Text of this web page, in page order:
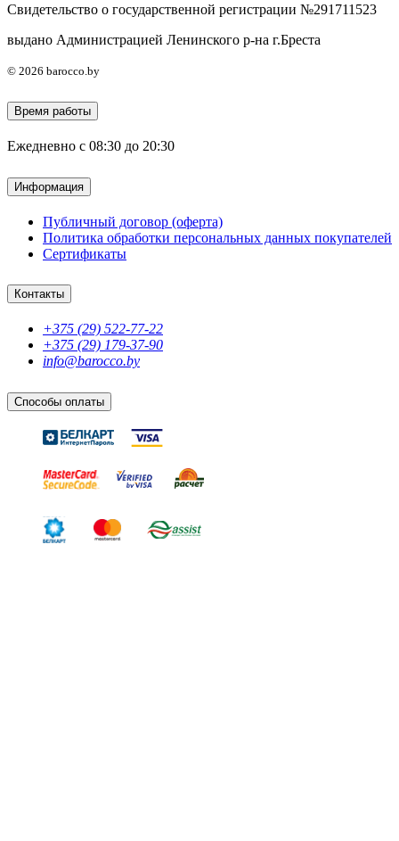
Свидетельство о государственной регистрации №291711523
выдано Администрацией Ленинского р-на г.Бреста
© 2026 barocco.by
Время работы
Ежедневно с 08:30 до 20:30
Информация
Публичный договор (оферта)
Политика обработки персональных данных покупателей
Сертификаты
Контакты
+375 (29) 522-77-22
+375 (29) 179-37-90
info@barocco.by
Способы оплаты